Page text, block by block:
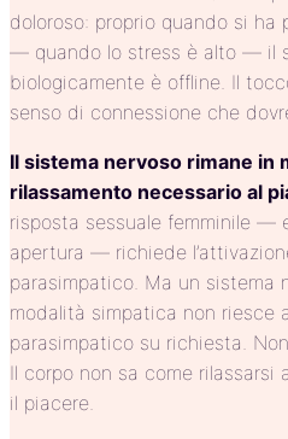
doloroso: proprio quando si
— quando lo stress è alto — il
biologicamente è offline. Il
senso di connessione che
Il sistema nervoso rimane in
rilassamento necessario al
risposta sessuale femminile —
apertura — richiede
parasimpatico. Ma un sistema
modalità simpatica non riesce
parasimpatico su richiesta.
Il corpo non sa come
il piacere.